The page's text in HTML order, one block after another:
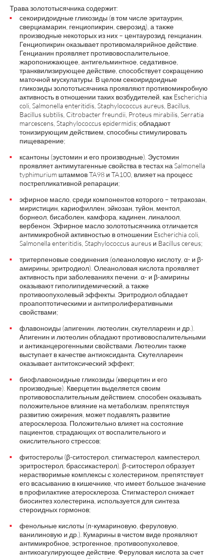
Трава золототысячника содержит:
секоиридоидные гликозиды (в том числе эритаурин,
сверциамарин, генциопикрин, сверозид), а также
производные некоторых из них – центаурозид, генцианин.
Генциопикрин оказывает противомалярийное действие.
Генцианин проявляет противовоспалительное,
жаропонижающее, антигельминтное, седативное,
транквилизирующее действие, способствует сокращению
маточной мускулатуры. В целом секоиридоидные
гликозиды золототысячника проявляют противомикробную
активность в отношении таких возбудителей, как Esсherichia
coli, Salmonella enteritidis, Staphylococcus aureus, Bacillus,
Bacillus subtilis, Citrobacter freundii, Proteus mirabilis, Serratia
marcescens, Staphylococcus epidermidis; обладают
тонизирующим действием, способны стимулировать
пищеварение;
ксантоны (эустомин и его производные). Эустомин
проявляет антимутагенные свойства в тестах на Salmonella
typhimurium штаммов TA98 и TA100, влияет на процесс
пострепликативной репарации;
эфирное масло, среди компонентов которого – тетракозан,
миристицин, кариофиллен, эйкозан, туйон, ментол,
борнеол, бисаболен, камфора, кадинен, линалоол,
вербенон. Эфирное масло золототысячника отличается
антимикробной активностью в отношении Escherichia coli,
Salmonella enteritidis, Staphylococcus aureus и Bacillus cereus;
тритерпеновые соединения (олеаноловую кислоту, α- и β-
амирины, эритродиол). Олеаноловая кислота проявляет
активность при заболеваниях печени. α- и β-амирины
оказывают гиполипидемический, а также
противоопухолевый эффекты. Эритродиол обладает
проапоптотическими и антипролиферативными
свойствами;
флавоноиды (апигенин, лютеолин, скутеллареин и др.).
Апигенин и лютеолин обладают противовоспалительными
и антиканцерогенными свойствами. Лютеолин также
выступает в качестве антиоксиданта. Скутеллареин
оказывает антитоксический эффект;
биофлавоноидные гликозиды (кверцетин и его
производные). Кверцетин выделяется своим
противовоспалительным действием, способен оказывать
положительное влияние на метаболизм, препятствуя
развитию ожирения, может подавлять развитие
атеросклероза. Положительно влияет на состояние
пациентов, страдающих от воспалительного и
окислительного стрессов;
фитостеролы (β-ситостерол, стигмастерол, кампестерол,
эритростерол, брассикастерол). β-ситостерол образует
нерастворимые комплексы с холестерином, препятствует
его всасыванию в кишечнике, что имеет большое значение
в профилактике атеросклероза. Стигмастерол снижает
биосинтез холестерина, используется для синтеза
стероидных гормонов;
фенольные кислоты (п-кумариновую, феруловую,
ванилиновую и др.). Кумарины в чистом виде проявляют
антимикробное, эстрогенное, противоопухолевое,
антикоагулирующее действие. Феруловая кислота за счет